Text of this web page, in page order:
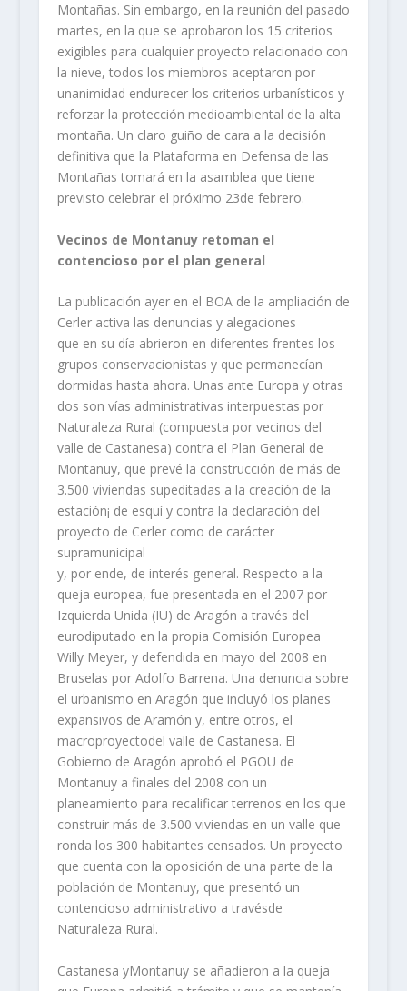
Montañas. Sin embargo, en la reunión del pasado
martes, en la que se aprobaron los 15 criterios
exigibles para cualquier proyecto relacionado con
la nieve, todos los miembros aceptaron por
unanimidad endurecer los criterios urbanísticos y
reforzar la protección medioambiental de la alta
montaña. Un claro guiño de cara a la decisión
definitiva que la Plataforma en Defensa de las
Montañas tomará en la asamblea que tiene
previsto celebrar el próximo 23de febrero.
Vecinos de Montanuy retoman el
contencioso por el plan general
La publicación ayer en el BOA de la ampliación de
Cerler activa las denuncias y alegaciones
que en su día abrieron en diferentes frentes los
grupos conservacionistas y que permanecían
dormidas hasta ahora. Unas ante Europa y otras
dos son vías administrativas interpuestas por
Naturaleza Rural (compuesta por vecinos del
valle de Castanesa) contra el Plan General de
Montanuy, que prevé la construcción de más de
3.500 viviendas supeditadas a la creación de la
estación¡ de esquí y contra la declaración del
proyecto de Cerler como de carácter
supramunicipal
y, por ende, de interés general. Respecto a la
queja europea, fue presentada en el 2007 por
Izquierda Unida (IU) de Aragón a través del
eurodiputado en la propia Comisión Europea
Willy Meyer, y defendida en mayo del 2008 en
Bruselas por Adolfo Barrena. Una denuncia sobre
el urbanismo en Aragón que incluyó los planes
expansivos de Aramón y, entre otros, el
macroproyectodel valle de Castanesa. El
Gobierno de Aragón aprobó el PGOU de
Montanuy a finales del 2008 con un
planeamiento para recalificar terrenos en los que
construir más de 3.500 viviendas en un valle que
ronda los 300 habitantes censados. Un proyecto
que cuenta con la oposición de una parte de la
población de Montanuy, que presentó un
contencioso administrativo a travésde
Naturaleza Rural.
Castanesa yMontanuy se añadieron a la queja